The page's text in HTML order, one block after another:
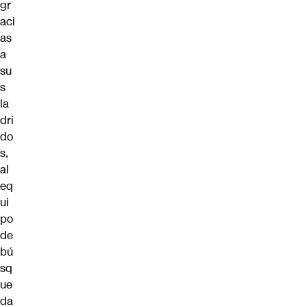
gr
aci
as
a
su
s
la
dri
do
s,
al
eq
ui
po
de
bú
sq
ue
da